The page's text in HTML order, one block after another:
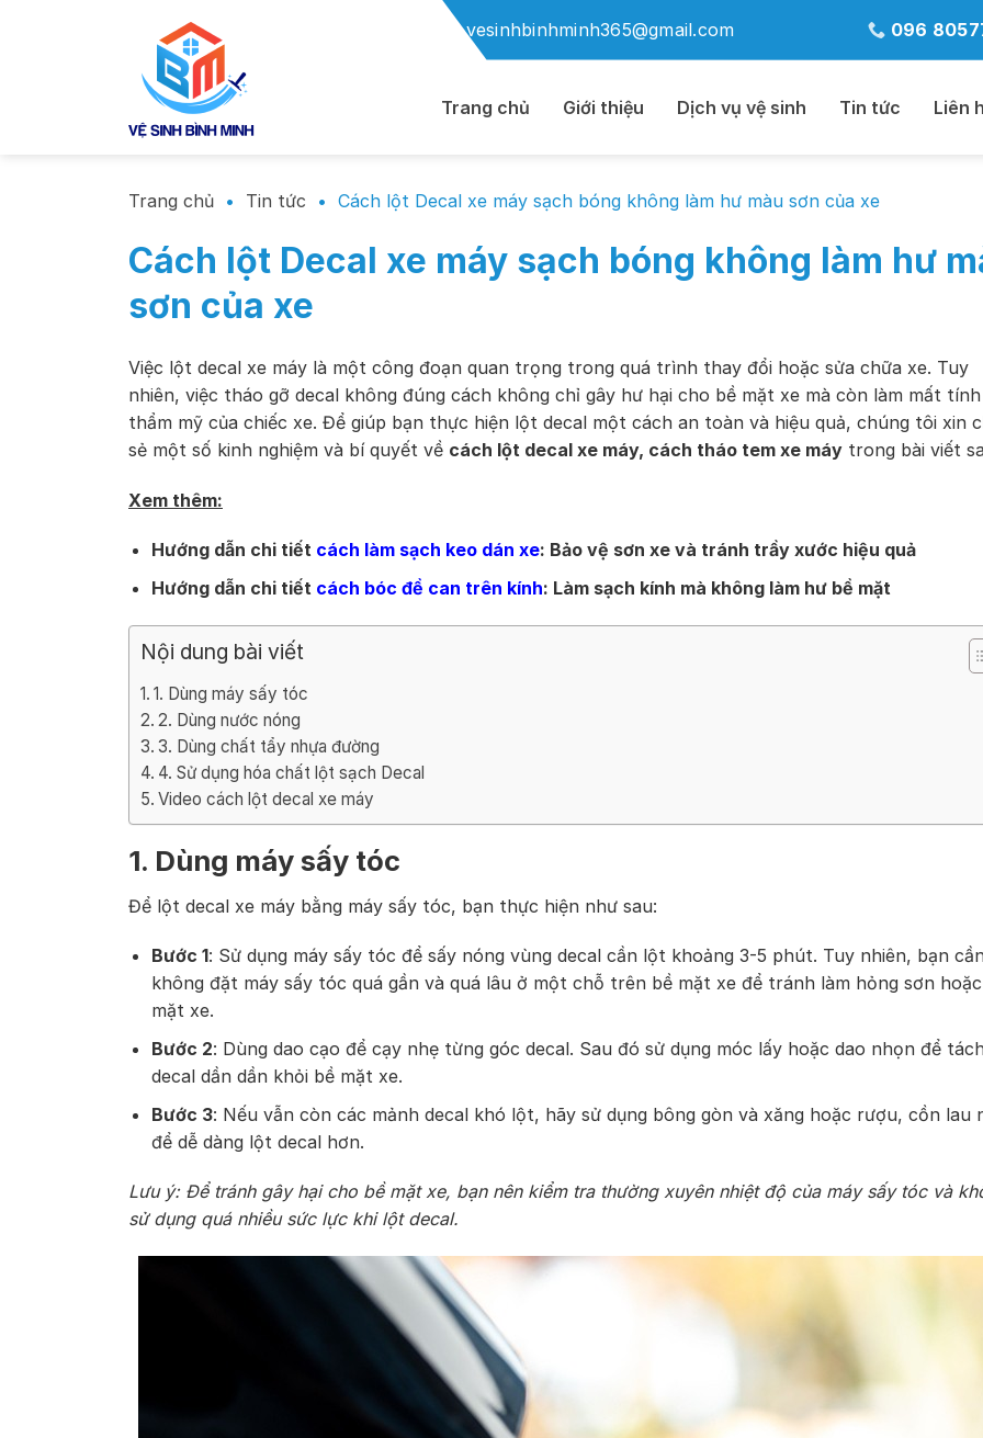
vesinhbinhminh365@gmail.com 096
Trang chủ Giới thiệu Dịch vụ vệ sinh Tin tức Liên
Trang chủ • Tin tức • Cách lột Decal xe máy sạch bóng không làm hư màu sơn của xe
Cách lột Decal xe máy sạch bóng không làm hư
sơn của xe
Việc lột decal xe máy là một công đoạn quan trọng trong quá trình thay đổi hoặc sửa chữa xe. Tuy
nhiên, việc tháo gỡ decal không đúng cách không chỉ gây hư hại cho bề mặt xe mà còn làm mất tính
thẩm mỹ của chiếc xe. Để giúp bạn thực hiện lột decal một cách an toàn và hiệu quả, chúng tôi xin
sẻ một số kinh nghiệm và bí quyết về cách lột decal xe máy, cách tháo tem xe máy trong bài viết
Xem thêm:
Hướng dẫn chi tiết cách làm sạch keo dán xe: Bảo vệ sơn xe và tránh trầy xước hiệu quả
Hướng dẫn chi tiết cách bóc đề can trên kính: Làm sạch kính mà không làm hư bề mặt
Nội dung bài viết
1. Dùng máy sấy tóc
2. Dùng nước nóng
3. Dùng chất tẩy nhựa đường
4. Sử dụng hóa chất lột sạch Decal
Video cách lột decal xe máy
1. Dùng máy sấy tóc
Để lột decal xe máy bằng máy sấy tóc, bạn thực hiện như sau:
Bước 1: Sử dụng máy sấy tóc để sấy nóng vùng decal cần lột khoảng 3-5 phút. Tuy nhiên, bạn
không đặt máy sấy tóc quá gần và quá lâu ở một chỗ trên bề mặt xe để tránh làm hỏng sơn
mặt xe.
Bước 2: Dùng dao cạo để cạy nhẹ từng góc decal. Sau đó sử dụng móc lấy hoặc dao nhọn để tách
decal dần dần khỏi bề mặt xe.
Bước 3: Nếu vẫn còn các mảnh decal khó lột, hãy sử dụng bông gòn và xăng hoặc rượu, cồn lau
để dễ dàng lột decal hơn.
Lưu ý: Để tránh gây hại cho bề mặt xe, bạn nên kiểm tra thường xuyên nhiệt độ của máy sấy tóc và
sử dụng quá nhiều sức lực khi lột decal.